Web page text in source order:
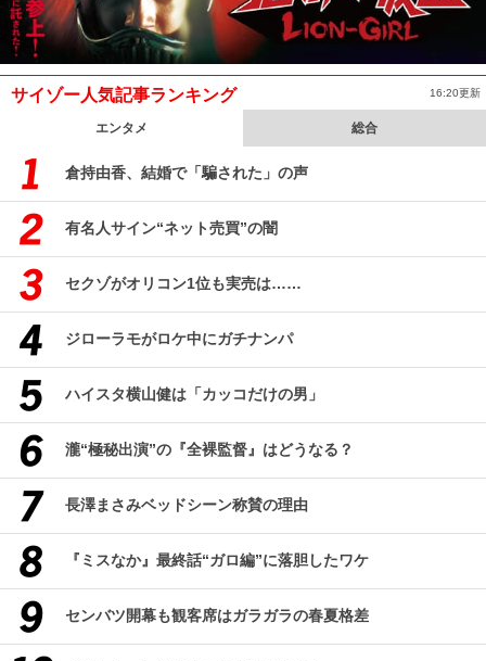
サイゾー人気記事ランキング 16:20更新
エンタメ 総合
倉持由香、結婚で「騙された」の声
有名人サイン“ネット売買”の闇
セクゾがオリコン1位も実売は……
ジローラモがロケ中にガチナンパ
ハイスタ横山健は「カッコだけの男」
瀧“極秘出演”の『全裸監督』はどうなる？
長澤まさみベッドシーン称賛の理由
『ミスなか』最終話“ガロ編”に落胆したワケ
センバツ開幕も観客席はガラガラの春夏格差